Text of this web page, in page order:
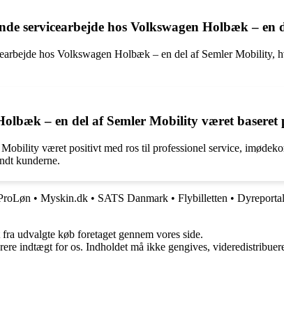
servicearbejde hos Volkswagen Holbæk – en
hos Volkswagen Holbæk – en del af Semler Mobility,
– en del af Semler Mobility været baseret
været positivt med ros til professionel service,
kunderne.
• Myskin.dk • SATS Danmark • Flybilletten • Dyreportal
udvalgte køb foretaget gennem vores side.
indtægt for os. Indholdet må ikke gengives,